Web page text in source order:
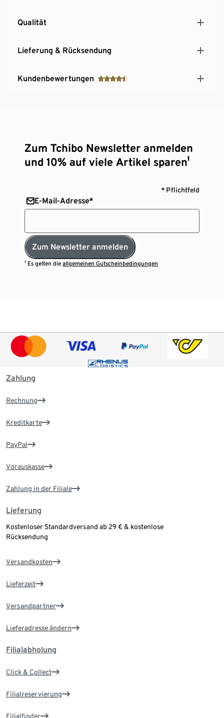
Qualität
Lieferung & Rücksendung
Kundenbewertungen
Zum Tchibo Newsletter anmelden
und 10% auf viele Artikel sparen¹
* Pflichtfeld
E-Mail-Adresse*
Zum Newsletter anmelden
¹ Es gelten dieallgemeinen Gutscheinbedingungen
Zahlung
Rechnung
Kreditkarte
PayPal
Vorauskasse
Zahlung in der Filiale
Lieferung
Kostenloser Standardversand ab 29 € & kostenlose
Rücksendung
Versandkosten
Lieferzeit
Versandpartner
Lieferadresse ändern
Filialabholung
Click & Collect
Filialreservierung
Filialfinder